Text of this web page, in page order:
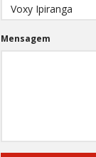
Mensagem